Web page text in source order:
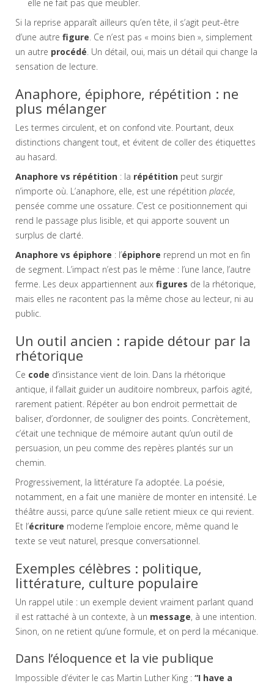
elle ne fait pas que meubler.
Si la reprise apparaît ailleurs qu’en tête, il s’agit peut-être
d’une autre figure. Ce n’est pas « moins bien », simplement
un autre procédé. Un détail, oui, mais un détail qui change la
sensation de lecture.
Anaphore, épiphore, répétition : ne
plus mélanger
Les termes circulent, et on confond vite. Pourtant, deux
distinctions changent tout, et évitent de coller des étiquettes
au hasard.
Anaphore vs répétition : la répétition peut surgir
n’importe où. L’anaphore, elle, est une répétition placée,
pensée comme une ossature. C’est ce positionnement qui
rend le passage plus lisible, et qui apporte souvent un
surplus de clarté.
Anaphore vs épiphore : l’épiphore reprend un mot en fin
de segment. L’impact n’est pas le même : l’une lance, l’autre
ferme. Les deux appartiennent aux figures de la rhétorique,
mais elles ne racontent pas la même chose au lecteur, ni au
public.
Un outil ancien : rapide détour par la
rhétorique
Ce code d’insistance vient de loin. Dans la rhétorique
antique, il fallait guider un auditoire nombreux, parfois agité,
rarement patient. Répéter au bon endroit permettait de
baliser, d’ordonner, de souligner des points. Concrètement,
c’était une technique de mémoire autant qu’un outil de
persuasion, un peu comme des repères plantés sur un
chemin.
Progressivement, la littérature l’a adoptée. La poésie,
notamment, en a fait une manière de monter en intensité. Le
théâtre aussi, parce qu’une salle retient mieux ce qui revient.
Et l’écriture moderne l’emploie encore, même quand le
texte se veut naturel, presque conversationnel.
Exemples célèbres : politique,
littérature, culture populaire
Un rappel utile : un exemple devient vraiment parlant quand
il est rattaché à un contexte, à un message, à une intention.
Sinon, on ne retient qu’une formule, et on perd la mécanique.
Dans l’éloquence et la vie publique
Impossible d’éviter le cas Martin Luther King : “I have a